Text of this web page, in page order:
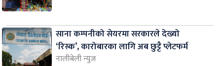
साना कम्पनीको सेयरमा सरकारले देख्यो
‘रिस्क’, कारोबारका लागि अब छुट्टै प्लेटफर्म
नालीबेली न्युज